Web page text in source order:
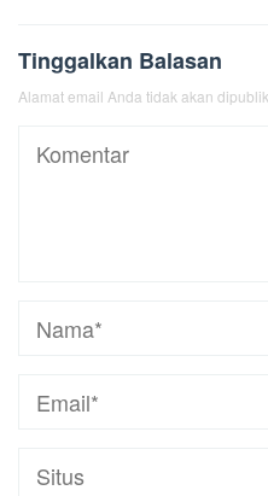
Tinggalkan Balasan
Alamat email Anda tidak akan